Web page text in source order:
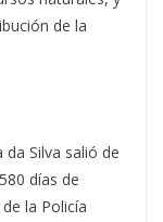
de la
da Silva salió de
días de
la Policía